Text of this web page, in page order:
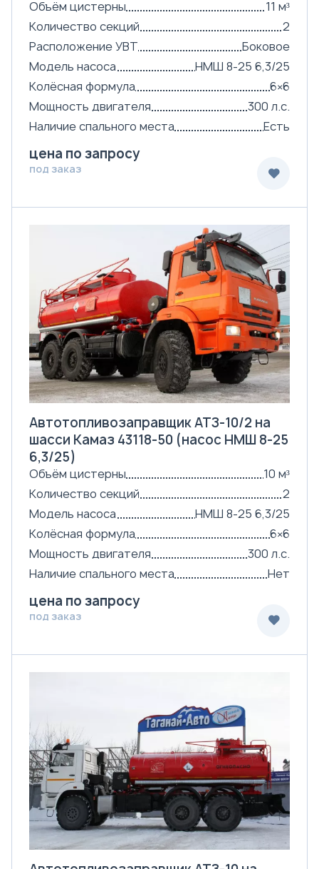
Объём цистерны
11 м³
Количество секций
2
Расположение УВТ
Боковое
Модель насоса
НМШ 8-25 6,3/25
Колёсная формула
6×6
Мощность двигателя
300 л.с.
Наличие спального места
Есть
цена по запросу
под заказ
Автотопливозаправщик АТЗ-10/2 на
шасси Камаз 43118-50 (насос НМШ 8-25
6,3/25)
Объём цистерны
10 м³
Количество секций
2
Модель насоса
НМШ 8-25 6,3/25
Колёсная формула
6×6
Мощность двигателя
300 л.с.
Наличие спального места
Нет
цена по запросу
под заказ